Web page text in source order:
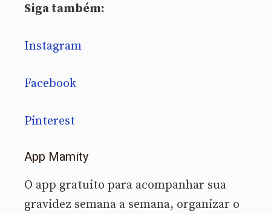
Siga também:
Instagram
Facebook
Pinterest
App Mamity
O app gratuito para acompanhar sua
gravidez semana a semana, organizar o